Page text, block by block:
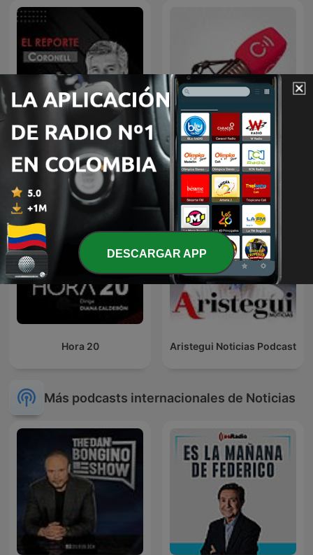
El Reporte Coronell Noticiero Caracol
Hora 20 Aristegui Noticias Podcast
Más podcasts internacionales de Noticias
DESCARGAR APP